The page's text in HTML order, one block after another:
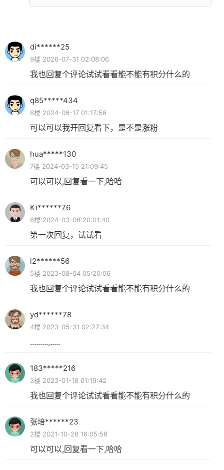
di******25
9楼 2026-07-31 02:08:06
我也回复个评论试试看看能不能有积分什么的
q85*****434
8楼 2024-06-17 01:17:56
可以可以我开回复看下，是不是涨粉
hua*****130
7楼 2024-03-15 21:09:45
可以可以,回复看一下,哈哈
Ki******76
6楼 2024-03-06 20:01:40
第一次回复，试试看
l2******56
5楼 2023-08-04 05:20:06
我也回复个评论试试看看能不能有积分什么的
yd******78
4楼 2023-05-31 02:27:34
.........,.....
183*****216
3楼 2023-01-18 01:19:42
我也回复个评论试试看看能不能有积分什么的
张培******23
2楼 2021-10-26 16:05:56
可以可以,回复看一下,哈哈